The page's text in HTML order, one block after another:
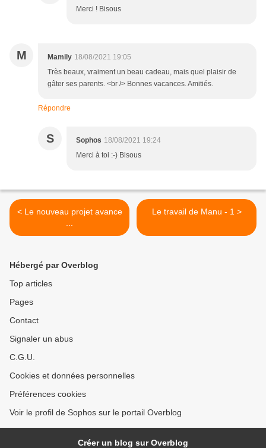
Merci ! Bisous
M Mamily 18/08/2021 19:05
Très beaux, vraiment un beau cadeau, mais quel plaisir de
gâter ses parents. <br /> Bonnes vacances. Amitiés.
Répondre
S Sophos 18/08/2021 19:24
Merci à toi :-) Bisous
< Le nouveau projet avance
Le travail de Manu - 1 >
Hébergé par Overblog
Top articles
Pages
Contact
Signaler un abus
C.G.U.
Cookies et données personnelles
Préférences cookies
Voir le profil de Sophos sur le portail Overblog
Créer un blog sur Overblog